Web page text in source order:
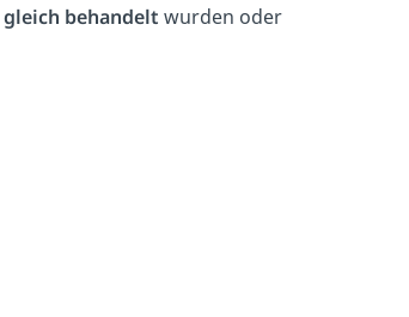
gleich behandelt wurden oder